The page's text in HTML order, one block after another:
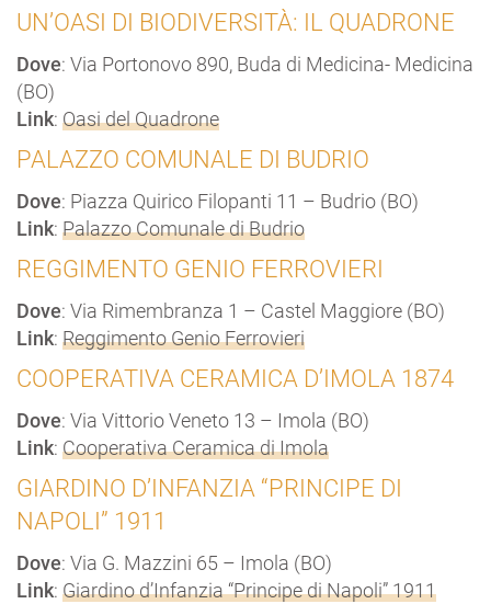
UN’OASI DI BIODIVERSITÀ: IL QUADRONE
Dove: Via Portonovo 890, Buda di Medicina- Medicina
(BO)
Link: Oasi del Quadrone
PALAZZO COMUNALE DI BUDRIO
Dove: Piazza Quirico Filopanti 11 – Budrio (BO)
Link: Palazzo Comunale di Budrio
REGGIMENTO GENIO FERROVIERI
Dove: Via Rimembranza 1 – Castel Maggiore (BO)
Link: Reggimento Genio Ferrovieri
COOPERATIVA CERAMICA D’IMOLA 1874
Dove: Via Vittorio Veneto 13 – Imola (BO)
Link: Cooperativa Ceramica di Imola
GIARDINO D’INFANZIA “PRINCIPE DI
NAPOLI” 1911
Dove: Via G. Mazzini 65 – Imola (BO)
Link: Giardino d’Infanzia “Principe di Napoli” 1911